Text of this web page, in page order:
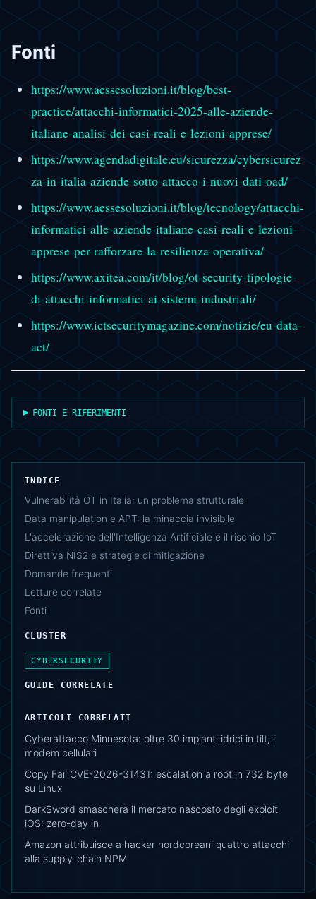
Fonti
https://www.aessesoluzioni.it/blog/best-
practice/attacchi-informatici-2025-alle-aziende-
italiane-analisi-dei-casi-reali-e-lezioni-apprese/
https://www.agendadigitale.eu/sicurezza/cybersicurez
za-in-italia-aziende-sotto-attacco-i-nuovi-dati-oad/
https://www.aessesoluzioni.it/blog/tecnology/attacchi-
informatici-alle-aziende-italiane-casi-reali-e-lezioni-
apprese-per-rafforzare-la-resilienza-operativa/
https://www.axitea.com/it/blog/ot-security-tipologie-
di-attacchi-informatici-ai-sistemi-industriali/
https://www.ictsecuritymagazine.com/notizie/eu-data-
act/
FONTI E RIFERIMENTI
INDICE
Vulnerabilità OT in Italia: un problema strutturale
Data manipulation e APT: la minaccia invisibile
L'accelerazione dell'Intelligenza Artificiale e il rischio IoT
Direttiva NIS2 e strategie di mitigazione
Domande frequenti
Letture correlate
Fonti
CLUSTER
CYBERSECURITY
GUIDE CORRELATE
ARTICOLI CORRELATI
Cyberattacco Minnesota: oltre 30 impianti idrici in tilt, i
modem cellulari
Copy Fail CVE-2026-31431: escalation a root in 732 byte
su Linux
DarkSword smaschera il mercato nascosto degli exploit
iOS: zero-day in
Amazon attribuisce a hacker nordcoreani quattro attacchi
alla supply-chain NPM